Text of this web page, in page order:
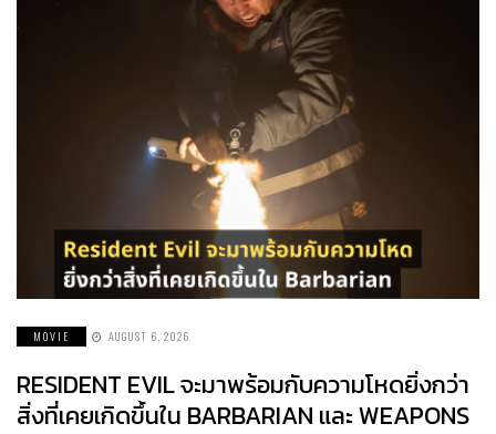
MOVIE AUGUST 6, 2026
RESIDENT EVIL จะมาพร้อมกับความโหดยิ่งกว่า
สิ่งที่เคยเกิดขึ้นใน BARBARIAN และ WEAPONS